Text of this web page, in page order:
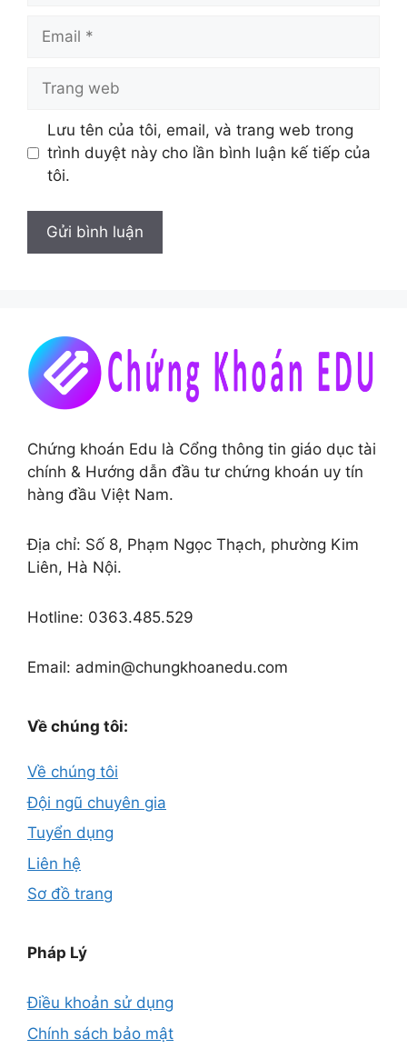
Email
Trang
Lưu tên của tôi, email, và trang web trong
trình duyệt này cho lần bình luận kế tiếp của
tôi.
Chứng khoán Edu là Cổng thông tin giáo dục tài
chính & Hướng dẫn đầu tư chứng khoán uy tín
hàng đầu Việt Nam.
Địa chỉ: Số 8, Phạm Ngọc Thạch, phường Kim
Liên, Hà Nội.
Hotline: 0363.485.529
Email: admin@chungkhoanedu.com
Về chúng tôi:
Về chúng tôi
Đội ngũ chuyên gia
Tuyển dụng
Liên hệ
Sơ đồ trang
Pháp Lý
Điều khoản sử dụng
Chính sách bảo mật